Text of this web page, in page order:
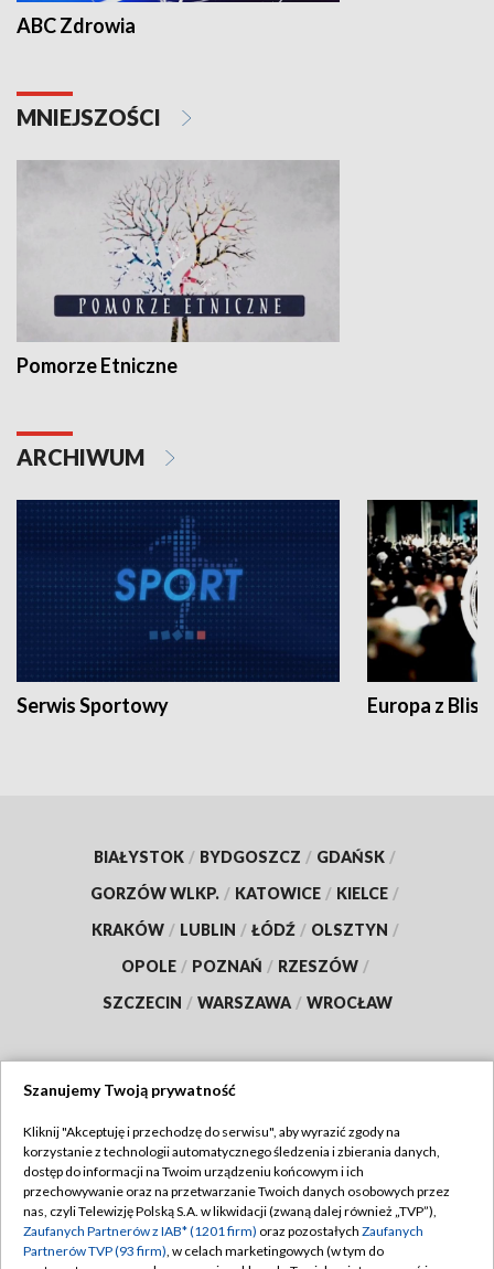
ABC Zdrowia
MNIEJSZOŚCI
Pomorze Etniczne
ARCHIWUM
Serwis Sportowy Europa z
BIAŁYSTOK / BYDGOSZCZ / GDAŃSK /
GORZÓW WLKP. / KATOWICE / KIELCE /
KRAKÓW / LUBLIN / ŁÓDŹ / OLSZTYN /
OPOLE / POZNAŃ / RZESZÓW /
SZCZECIN / WARSZAWA / WROCŁAW
TVP
Abonament TVP
Emisja w TVP
Centrum informacji TVP
Regulamin TVP
Polityka prywatności
Szanujemy Twoją prywatność
Kliknij "Akceptuję i przechodzę do serwisu", aby wyrazić zgody na
korzystanie z technologii automatycznego śledzenia i zbierania danych,
dostęp do informacji na Twoim urządzeniu końcowym i ich
przechowywanie oraz na przetwarzanie Twoich danych osobowych przez
nas, czyli Telewizję Polską S.A. w likwidacji (zwaną dalej również „TVP”),
Zaufanych Partnerów z IAB* (1201 firm) oraz pozostałych Zaufanych
Partnerów TVP (93 firm), w celach marketingowych (w tym do